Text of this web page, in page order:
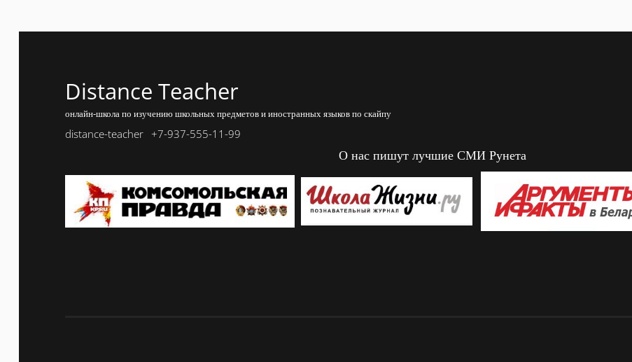
Distance Teacher
онлайн-школа по изучению школьных предметов и иностранных языков по скайпу
distance-teacher +7-937-555-11-99
О нас пишут лучшие СМИ Рунета